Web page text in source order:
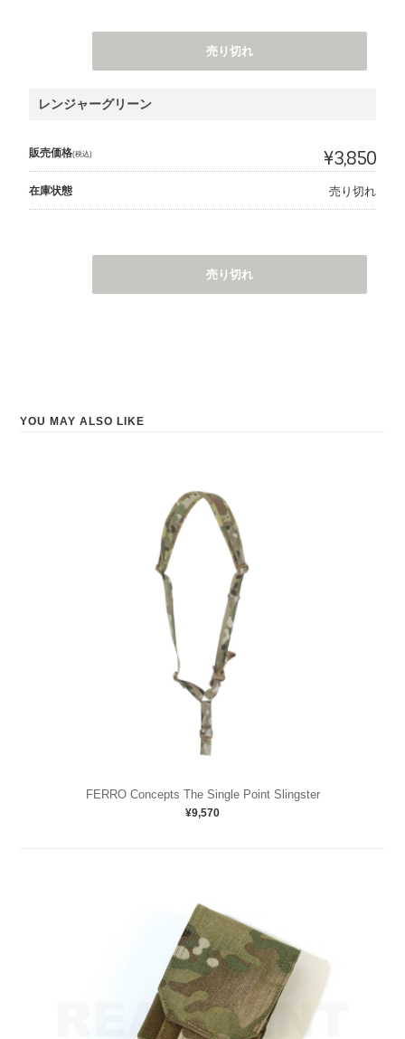
売り切れ
レンジャーグリーン
販売価格(税込) ¥3,850
在庫状態 売り切れ
売り切れ
YOU MAY ALSO LIKE
FERRO Concepts The Single Point Slingster
¥9,570